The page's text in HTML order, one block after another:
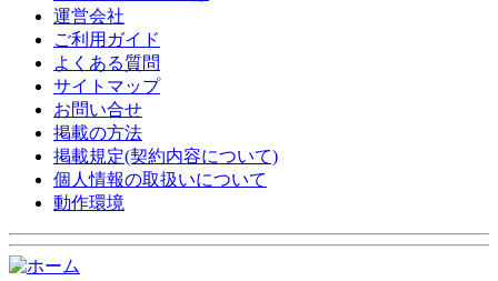
運営会社
ご利用ガイド
よくある質問
サイトマップ
お問い合せ
掲載の方法
掲載規定(契約内容について)
個人情報の取扱いについて
動作環境